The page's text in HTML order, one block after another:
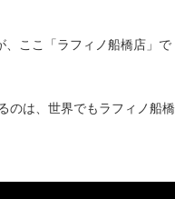
ここ「ラフィノ船橋店」で
のは、世界でもラフィノ船橋